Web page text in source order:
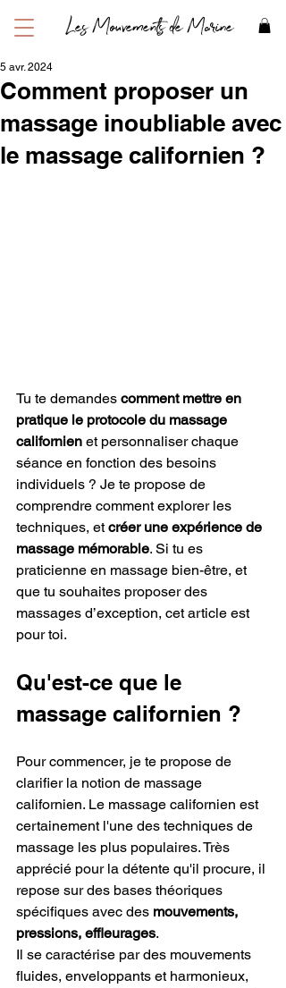
Les Mouvements de Marine
Comment proposer un
massage inoubliable avec
le massage californien ?
5 avr. 2024
Tu te demandes comment mettre en
pratique le protocole du massage
californien et personnaliser chaque
séance en fonction des besoins
individuels ? Je te propose de
comprendre comment explorer les
techniques, et créer une expérience de
massage mémorable. Si tu es
praticienne en massage bien-être, et
que tu souhaites proposer des
massages d’exception, cet article est
pour toi.
Qu'est-ce que le
massage californien ?
Pour commencer, je te propose de
clarifier la notion de massage
californien. Le massage californien est
certainement l'une des techniques de
massage les plus populaires. Très
apprécié pour la détente qu'il procure, il
repose sur des bases théoriques
spécifiques avec des mouvements,
pressions, effleurages.
Il se caractérise par des mouvements
fluides, enveloppants et harmonieux,